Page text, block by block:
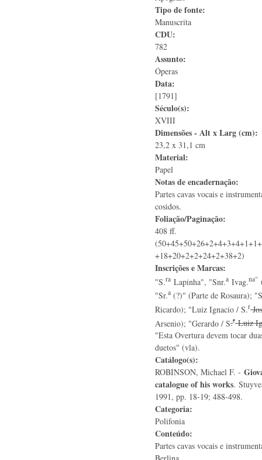
Tipo de fonte:
Manuscrita
CDU:
782
Assunto:
Óperas
Data:
[1791]
Século(s):
XVIII
Dimensões - Alt x Larg (cm):
23,2 x 31,1 cm
Material:
Papel
Notas de encadernação:
Partes cavas vocais e
cosidos.
Foliação/Paginação:
408 ff.
+18+20+2+2+24+2+38+2)
Inscrições e Marcas:
"S.ra Lapinha", "Snr.a Ivag.na"
"Sr.a (?)" (Parte de Rosaura);
Ricardo); "Luiz Ignacio / S.r
Arsenio); "Gerardo / S.rLuiz
"Esta Overtura devem tocar
duetos" (vla).
Catálogo(s):
ROBINSON, Michael F. -
catalogue of his works.
1991, pp. 18-19; 488-498.
Categoria:
Polifonia
Conteúdo:
Partes cavas vocais e